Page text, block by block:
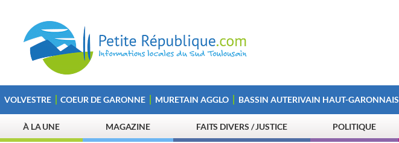
VOLVESTRE COEUR DE GARONNE MURETAIN AGGLO BASSIN AUTERIVAIN HAUT-GARONNAIS
À LA UNE MAGAZINE FAITS DIVERS / JUSTICE POLITIQUE